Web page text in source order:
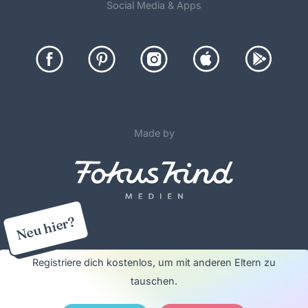
Neu hier?
Registriere dich kostenlos, um mit anderen Eltern zu
tauschen.
Social Media & Apps
Made by
©2012-26 FOKUS KIND Medien, Alle Rechte vorbehalten
& Nutzungsbedingungen •Datenschutzerklärung & Cookie